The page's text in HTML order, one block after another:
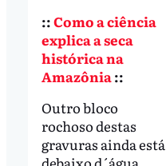
::Como a ciência
explica a seca
histórica na
Amazônia::
Outro bloco
rochoso destas
gravuras ainda está